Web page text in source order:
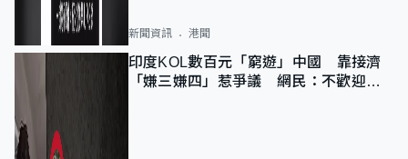
新聞資訊 港聞
印度KOL數百元「窮遊」中國 靠接濟
「嫌三嫌四」惹爭議 網民：不歡迎劣